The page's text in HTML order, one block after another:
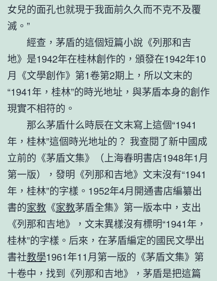
女兒的面孔也就現于我面前久久而不克不及覆
滅。”
經查，茅盾的這個短篇小說《列那和吉
地》是1942年在桂林創作的，頒發在1942年10
月《文學創作》第1卷第2期上，所以文末的
“1941年，桂林”的時光地址，與茅盾本身的創作
現實不相符的。
那么茅盾什么時辰在文末寫上這個“1941
年，桂林”這個時光地址的？ 我查閱了新中國成
立前的《茅盾文集》（上海春明書店1948年1月
第一版），發明《列那和吉地》文末沒有“1941
年，桂林”的字樣。1952年4月開通書店編纂出
書的家教 《家教茅盾全集》第一版本中，支出
《列那和吉地》，文末異樣沒有標明“1941年，
桂林”的字樣。后來，在茅盾編定的國民文學出
書社教學1961年11月第一版的《茅盾文集》第
十卷中，找到《列那和吉地》，茅盾是把這篇